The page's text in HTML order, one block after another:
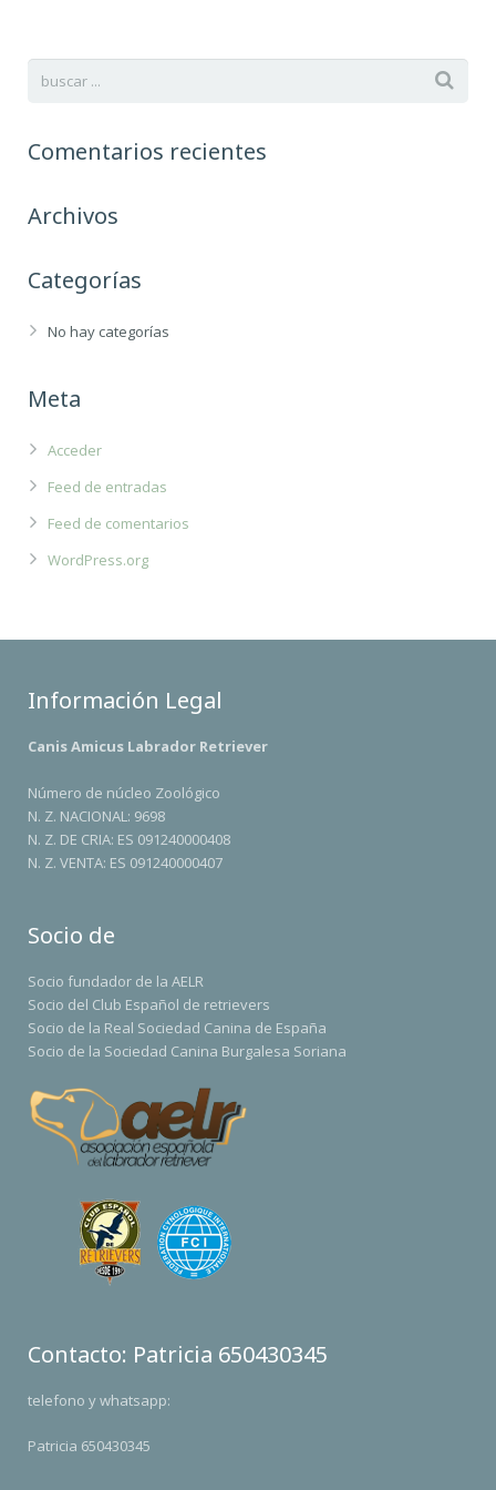
Comentarios recientes
Archivos
Categorías
No hay categorías
Meta
Acceder
Feed de entradas
Feed de comentarios
WordPress.org
Información Legal
Canis Amicus Labrador Retriever
Número de núcleo Zoológico
N. Z. NACIONAL: 9698
N. Z. DE CRIA: ES 091240000408
N. Z. VENTA: ES 091240000407
Socio de
Socio fundador de la AELR
Socio del Club Español de retrievers
Socio de la Real Sociedad Canina de España
Socio de la Sociedad Canina Burgalesa Soriana
Contacto: Patricia 650430345
telefono y whatsapp:
Patricia 650430345